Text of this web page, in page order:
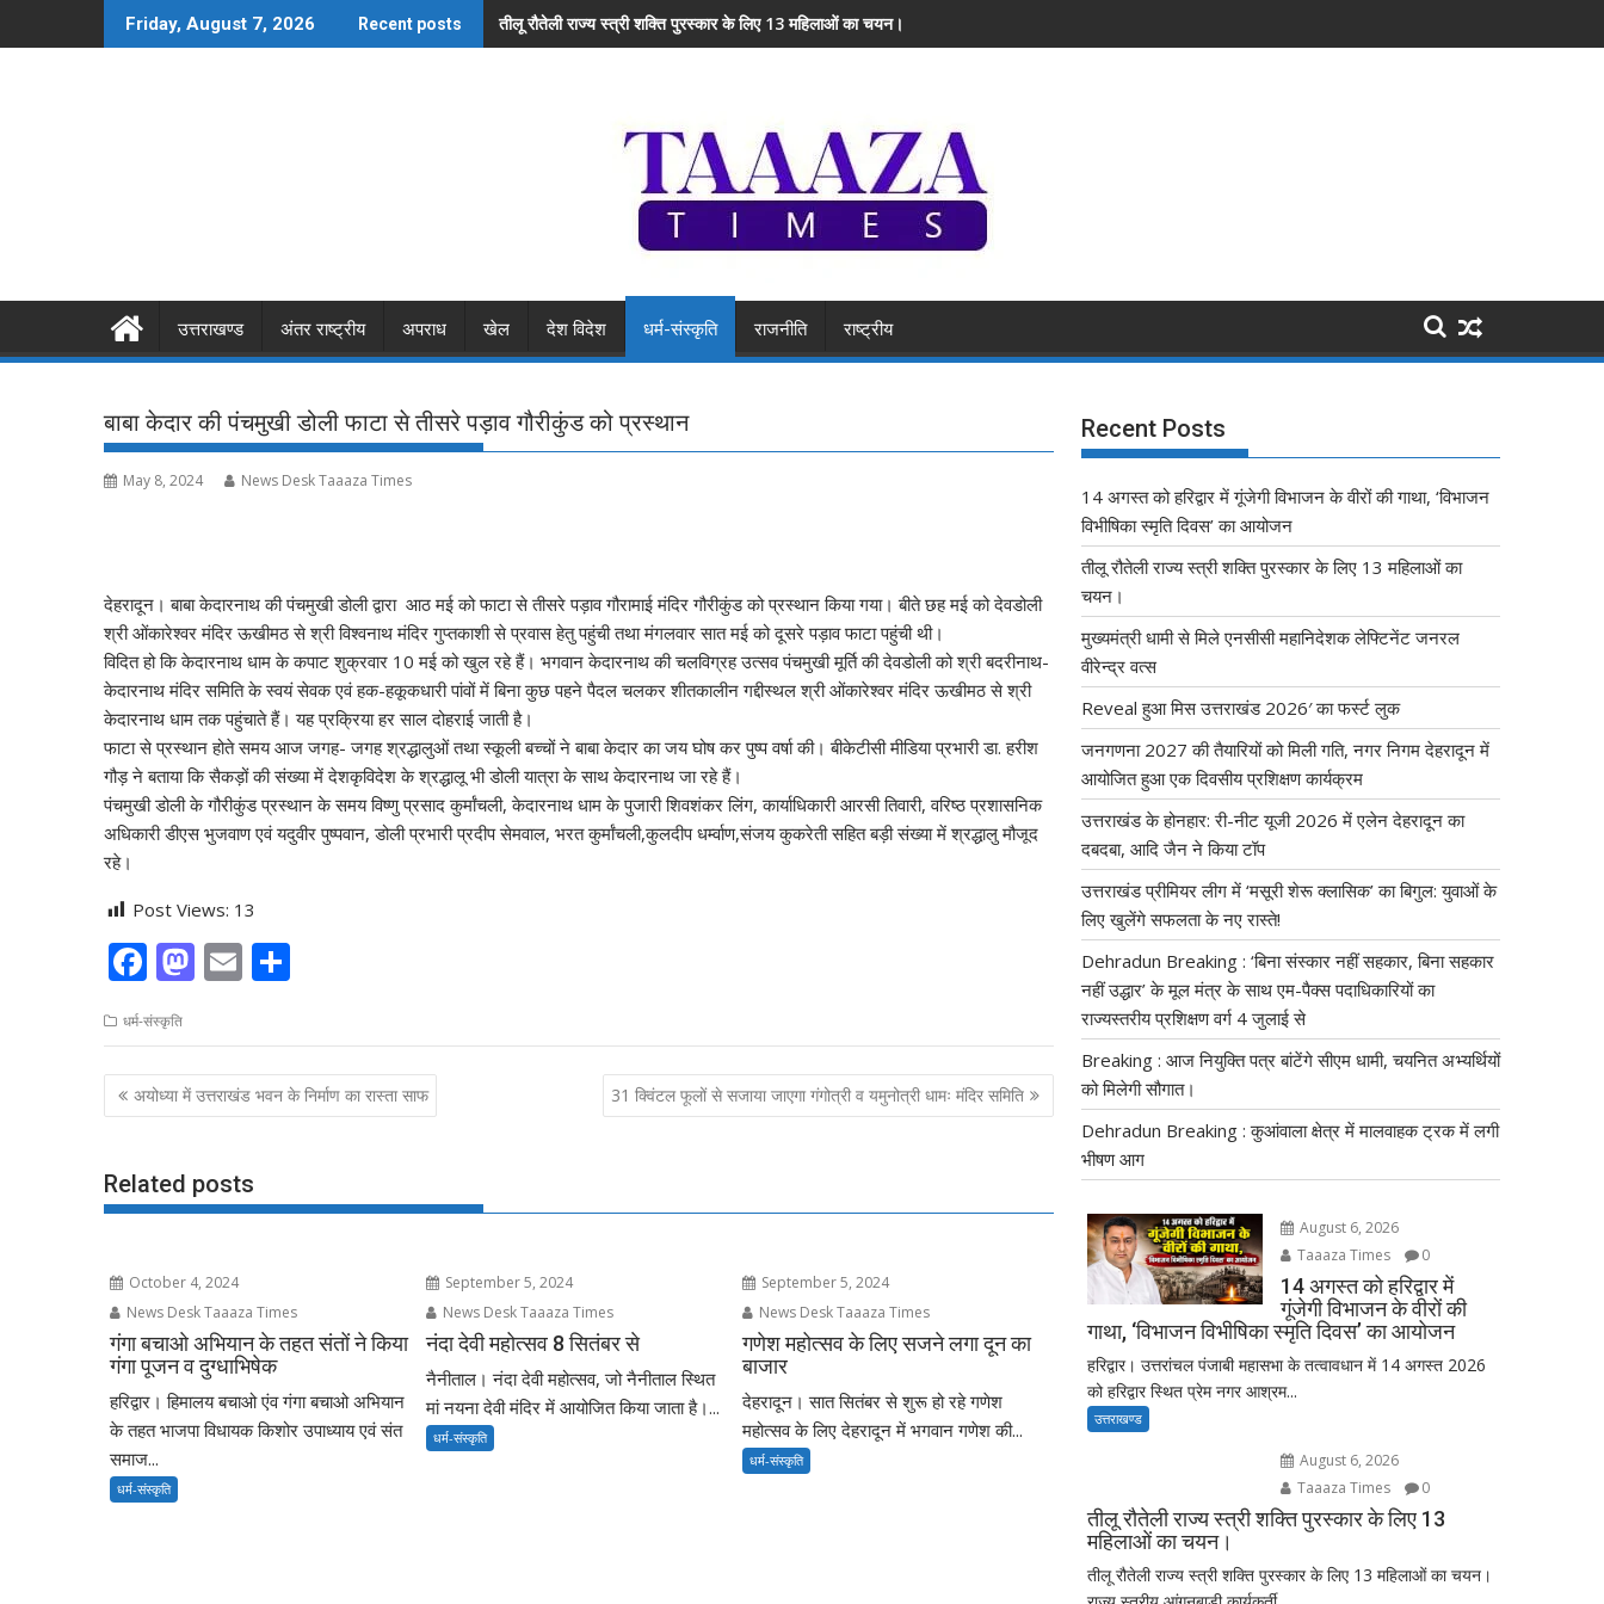
to
Friday, August 7, 2026 Recent posts तीलू रौतेली राज्य स्त्री शक्ति पुरस्कार के लिए 13 महिलाओं का चयन।
उत्तराखण्ड अंतर राष्ट्रीय अपराध खेल देश विदेश धर्म-संस्कृति राजनीति राष्ट्रीय
बाबा केदार की पंचमुखी डोली फाटा से तीसरे पड़ाव गौरीकुंड को प्रस्थान
May 8, 2024 News Desk Taaaza Times
देहरादून। बाबा केदारनाथ की पंचमुखी डोली द्वारा आठ मई को फाटा से तीसरे पड़ाव गौरामाई मंदिर गौरीकुंड को प्रस्थान किया गया। बीते छह मई को देवडोली
श्री ओंकारेश्वर मंदिर ऊखीमठ से श्री विश्वनाथ मंदिर गुप्तकाशी से प्रवास हेतु पहुंची तथा मंगलवार सात मई को दूसरे पड़ाव फाटा पहुंची थी।
विदित हो कि केदारनाथ धाम के कपाट शुक्रवार 10 मई को खुल रहे हैं। भगवान केदारनाथ की चलविग्रह उत्सव पंचमुखी मूर्ति की देवडोली को श्री बदरीनाथ-
केदारनाथ मंदिर समिति के स्वयं सेवक एवं हक-हकूकधारी पांवों में बिना कुछ पहने पैदल चलकर शीतकालीन गद्दीस्थल श्री ओंकारेश्वर मंदिर ऊखीमठ से श्री
केदारनाथ धाम तक पहुंचाते हैं। यह प्रक्रिया हर साल दोहराई जाती है।
फाटा से प्रस्थान होते समय आज जगह- जगह श्रद्धालुओं तथा स्कूली बच्चों ने बाबा केदार का जय घोष कर पुष्प वर्षा की। बीकेटीसी मीडिया प्रभारी डा. हरीश
गौड़ ने बताया कि सैकड़ों की संख्या में देशकृविदेश के श्रद्धालू भी डोली यात्रा के साथ केदारनाथ जा रहे हैं।
पंचमुखी डोली के गौरीकुंड प्रस्थान के समय विष्णु प्रसाद कुर्मांचली, केदारनाथ धाम के पुजारी शिवशंकर लिंग, कार्याधिकारी आरसी तिवारी, वरिष्ठ प्रशासनिक
अधिकारी डीएस भुजवाण एवं यदुवीर पुष्पवान, डोली प्रभारी प्रदीप सेमवाल, भरत कुर्मांचली,कुलदीप धर्म्वाण,संजय कुकरेती सहित बड़ी संख्या में श्रद्धालु मौजूद
रहे।
Post Views: 13
F
ac
e
b
o
k
M
to
d
o
E
ai
l
ar
e
धर्म-संस्कृति
Post
navigation
अयोध्या में उत्तराखंड भवन के निर्माण का रास्ता साफ 31 क्विंटल फूलों से सजाया जाएगा गंगोत्री व यमुनोत्री धामः मंदिर समिति
Related posts
October 4, 2024
News Desk Taaaza Times
गंगा बचाओ अभियान के तहत संतों ने किया
गंगा पूजन व दुग्धाभिषेक
हरिद्वार। हिमालय बचाओ एंव गंगा बचाओ अभियान
के तहत भाजपा विधायक किशोर उपाध्याय एवं संत
समाज...
धर्म-संस्कृति
September 5, 2024
News Desk Taaaza Times
नंदा देवी महोत्सव 8 सितंबर से
नैनीताल। नंदा देवी महोत्सव, जो नैनीताल स्थित
मां नयना देवी मंदिर में आयोजित किया जाता है।...
धर्म-संस्कृति
September 5, 2024
News Desk Taaaza Times
गणेश महोत्सव के लिए सजने लगा दून का
बाजार
देहरादून। सात सितंबर से शुरू हो रहे गणेश
महोत्सव के लिए देहरादून में भगवान गणेश की...
धर्म-संस्कृति
Recent Posts
14 अगस्त को हरिद्वार में गूंजेगी विभाजन के वीरों की गाथा, ‘विभाजन
विभीषिका स्मृति दिवस’ का आयोजन
तीलू रौतेली राज्य स्त्री शक्ति पुरस्कार के लिए 13 महिलाओं का
चयन।
मुख्यमंत्री धामी से मिले एनसीसी महानिदेशक लेफ्टिनेंट जनरल
वीरेन्द्र वत्स
Reveal हुआ मिस उत्तराखंड 2026′ का फर्स्ट लुक
जनगणना 2027 की तैयारियों को मिली गति, नगर निगम देहरादून में
आयोजित हुआ एक दिवसीय प्रशिक्षण कार्यक्रम
उत्तराखंड के होनहार: री-नीट यूजी 2026 में एलेन देहरादून का
दबदबा, आदि जैन ने किया टॉप
उत्तराखंड प्रीमियर लीग में ‘मसूरी शेरू क्लासिक’ का बिगुल: युवाओं के
लिए खुलेंगे सफलता के नए रास्ते!
Dehradun Breaking : ‘बिना संस्कार नहीं सहकार, बिना सहकार
नहीं उद्धार’ के मूल मंत्र के साथ एम-पैक्स पदाधिकारियों का
राज्यस्तरीय प्रशिक्षण वर्ग 4 जुलाई से
Breaking : आज नियुक्ति पत्र बांटेंगे सीएम धामी, चयनित अभ्यर्थियों
को मिलेगी सौगात।
Dehradun Breaking : कुआंवाला क्षेत्र में मालवाहक ट्रक में लगी
भीषण आग
August 6, 2026
Taaaza Times
0
14 अगस्त को हरिद्वार में
गूंजेगी विभाजन के वीरों की
गाथा, ‘विभाजन विभीषिका स्मृति दिवस’ का आयोजन
हरिद्वार। उत्तरांचल पंजाबी महासभा के तत्वावधान में 14 अगस्त 2026
को हरिद्वार स्थित प्रेम नगर आश्रम...
उत्तराखण्ड
August 6, 2026
Taaaza Times
0
तीलू रौतेली राज्य स्त्री शक्ति पुरस्कार के लिए 13
महिलाओं का चयन।
तीलू रौतेली राज्य स्त्री शक्ति पुरस्कार के लिए 13 महिलाओं का चयन।